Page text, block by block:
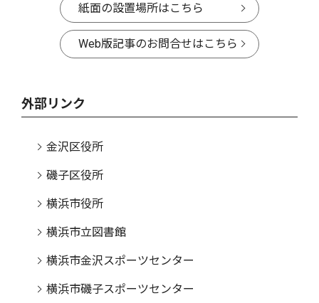
紙面の設置場所はこちら
Web版記事のお問合せはこちら
外部リンク
金沢区役所
磯子区役所
横浜市役所
横浜市立図書館
横浜市金沢スポーツセンター
横浜市磯子スポーツセンター